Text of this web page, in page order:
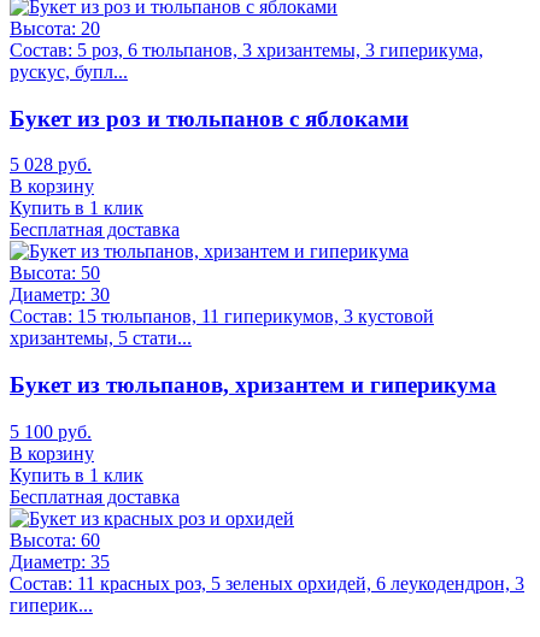
Высота: 20
Состав: 5 роз, 6 тюльпанов, 3 хризантемы, 3 гиперикума,
рускус, бупл...
Букет из роз и тюльпанов с яблоками
5 028 руб.
В корзину
Купить в 1 клик
Бесплатная доставка
Высота: 50
Диаметр: 30
Состав: 15 тюльпанов, 11 гиперикумов, 3 кустовой
хризантемы, 5 стати...
Букет из тюльпанов, хризантем и гиперикума
5 100 руб.
В корзину
Купить в 1 клик
Бесплатная доставка
Высота: 60
Диаметр: 35
Состав: 11 красных роз, 5 зеленых орхидей, 6 леукодендрон, 3
гиперик...